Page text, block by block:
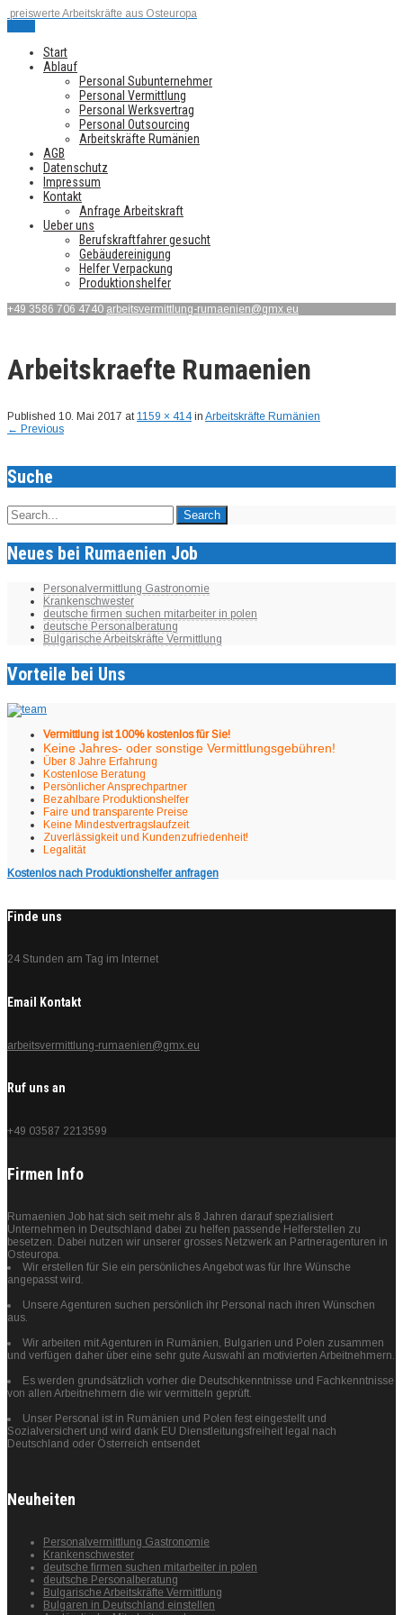
preiswerte Arbeitskräfte aus Osteuropa
Start
Ablauf
Personal Subunternehmer
Personal Vermittlung
Personal Werksvertrag
Personal Outsourcing
Arbeitskräfte Rumänien
AGB
Datenschutz
Impressum
Kontakt
Anfrage Arbeitskraft
Ueber uns
Berufskraftfahrer gesucht
Gebäudereinigung
Helfer Verpackung
Produktionshelfer
+49 3586 706 4740 arbeitsvermittlung-rumaenien@gmx.eu
Arbeitskraefte Rumaenien
Published 10. Mai 2017 at1159 × 414in Arbeitskräfte Rumänien
← Previous
Suche
Neues bei Rumaenien Job
Personalvermittlung Gastronomie
Krankenschwester
deutsche firmen suchen mitarbeiter in polen
deutsche Personalberatung
Bulgarische Arbeitskräfte Vermittlung
Vorteile bei Uns
Vermittlung ist 100% kostenlos für Sie!
Keine Jahres- oder sonstige Vermittlungsgebühren!
Über 8 Jahre Erfahrung
Kostenlose Beratung
Persönlicher Ansprechpartner
Bezahlbare Produktionshelfer
Faire und transparente Preise
Keine Mindestvertragslaufzeit
Zuverlässigkeit und Kundenzufriedenheit!
Legalität
Kostenlos nach Produktionshelfer anfragen
Finde uns
24 Stunden am Tag im Internet
Email Kontakt
arbeitsvermittlung-rumaenien@gmx.eu
Ruf uns an
+49 03587 2213599
Firmen Info
Rumaenien Job hat sich seit mehr als 8 Jahren darauf spezialisiert
Unternehmen in Deutschland dabei zu helfen passende Helferstellen zu
besetzen. Dabei nutzen wir unserer grosses Netzwerk an Partneragenturen in
Osteuropa.
Wir erstellen für Sie ein persönliches Angebot was für Ihre Wünsche
angepasst wird.
Unsere Agenturen suchen persönlich ihr Personal nach ihren Wünschen
aus.
Wir arbeiten mit Agenturen in Rumänien, Bulgarien und Polen zusammen
und verfügen daher über eine sehr gute Auswahl an motivierten Arbeitnehmern.
Es werden grundsätzlich vorher die Deutschkenntnisse und Fachkenntnisse
von allen Arbeitnehmern die wir vermitteln geprüft.
Unser Personal ist in Rumänien und Polen fest eingestellt und
Sozialversichert und wird dank EU Dienstleitungsfreiheit legal nach
Deutschland oder Österreich entsendet
Neuheiten
Personalvermittlung Gastronomie
Krankenschwester
deutsche firmen suchen mitarbeiter in polen
deutsche Personalberatung
Bulgarische Arbeitskräfte Vermittlung
Bulgaren in Deutschland einstellen